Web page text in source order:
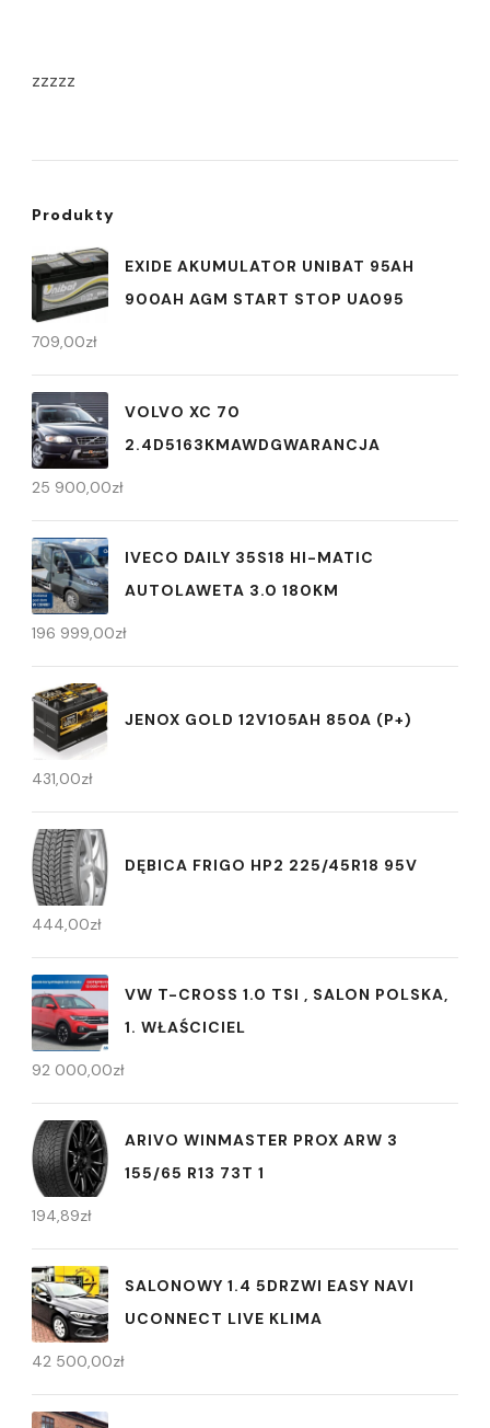
zzzzz
Produkty
EXIDE AKUMULATOR UNIBAT 95AH
900AH AGM START STOP UA095
709,00zł
VOLVO XC 70
2.4D5163KMAWDGWARANCJA
25 900,00zł
IVECO DAILY 35S18 HI-MATIC
AUTOLAWETA 3.0 180KM
196 999,00zł
JENOX GOLD 12V105AH 850A (P+)
431,00zł
DĘBICA FRIGO HP2 225/45R18 95V
444,00zł
VW T-CROSS 1.0 TSI , SALON POLSKA,
1. WŁAŚCICIEL
92 000,00zł
ARIVO WINMASTER PROX ARW 3
155/65 R13 73T 1
194,89zł
SALONOWY 1.4 5DRZWI EASY NAVI
UCONNECT LIVE KLIMA
42 500,00zł